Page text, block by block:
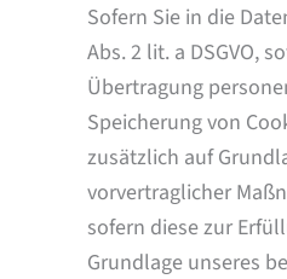
Sofern Sie in die
Abs. 2 lit. a DSGVO,
Übertragung
Speicherung von
zusätzlich auf
vorvertraglicher
sofern diese zur
Grundlage unseres